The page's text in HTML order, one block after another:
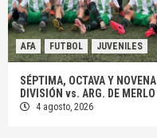
AFA FUTBOL JUVENILES
SÉPTIMA, OCTAVA Y NOVENA
DIVISIÓN vs. ARG. DE MERLO
4 agosto, 2026